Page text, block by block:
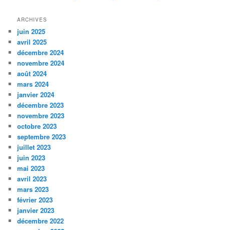
ARCHIVES
juin 2025
avril 2025
décembre 2024
novembre 2024
août 2024
mars 2024
janvier 2024
décembre 2023
novembre 2023
octobre 2023
septembre 2023
juillet 2023
juin 2023
mai 2023
avril 2023
mars 2023
février 2023
janvier 2023
décembre 2022